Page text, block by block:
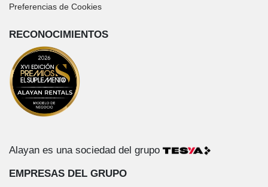
Preferencias de Cookies
RECONOCIMIENTOS
Alayan es una sociedad del grupo
EMPRESAS DEL GRUPO